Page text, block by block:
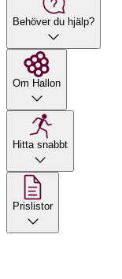
Behöver du hjälp?
Om Hallon
Hitta snabbt
Prislistor